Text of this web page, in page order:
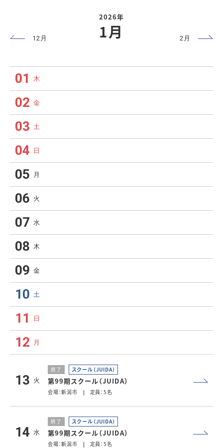
12月
2026年
1月 2月
01 木
02 金
03 土
04 日
05 月
06 火
07 水
08 木
09 金
10 土
11 日
12 月
13 火
終了 スクール（JUIDA）
第99期スクール（JUIDA）
会場：新潟市 定員：5名
14 水
終了 スクール（JUIDA）
第99期スクール（JUIDA）
会場：新潟市 定員：5名